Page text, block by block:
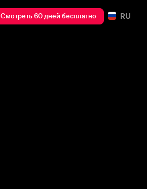
Смотреть 60 дней бесплатно RU